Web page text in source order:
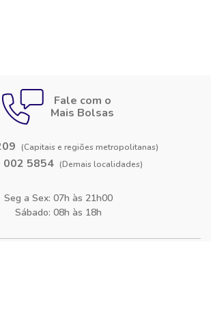
Fale com o
Mais Bolsas
(Capitais e regiões metropolitanas)
002 5854 (Demais localidades)
Seg a Sex: 07h às 21h00
Sábado: 08h às 18h